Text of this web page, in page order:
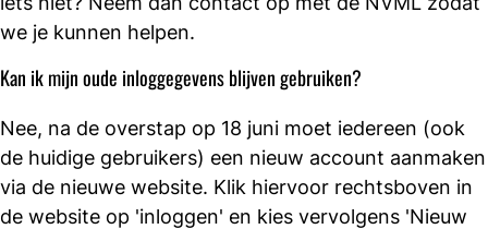
we je kunnen helpen.
Kan ik mijn oude inloggegevens blijven gebruiken?
Nee, na de overstap op 18 juni moet iedereen (ook
de huidige gebruikers) een nieuw account aanmaken
via de nieuwe website. Klik hiervoor rechtsboven in
de website op 'inloggen' en kies vervolgens 'Nieuw